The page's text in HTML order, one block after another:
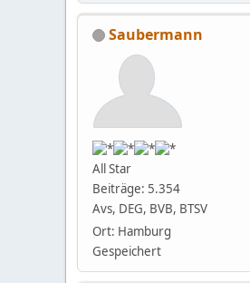
Saubermann
All Star
Beiträge: 5.354
Avs, DEG, BVB, BTSV
Ort: Hamburg
Gespeichert